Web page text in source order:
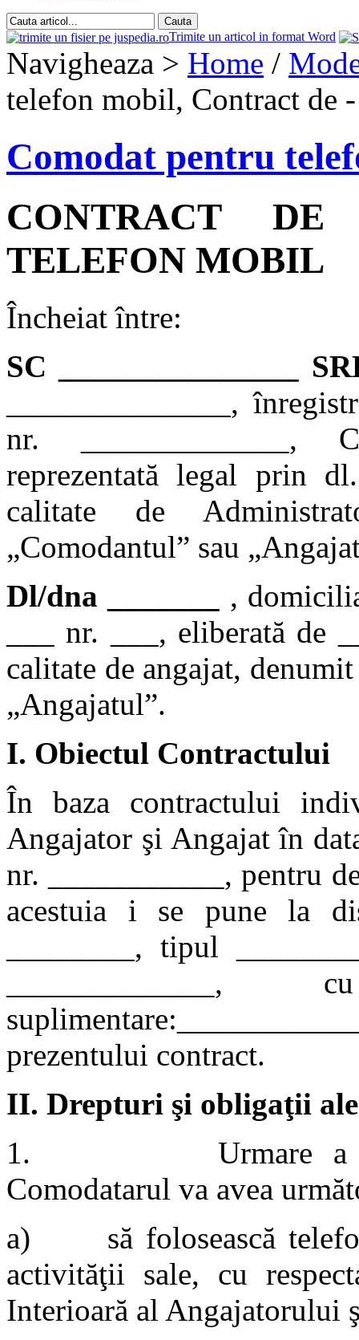
Trimite un articol in format Word
Navigheaza > Home /
telefon mobil, Contract de
Comodat pentru
CONTRACT DE
TELEFON MOBIL
Încheiat între:
SC _______________
______________,
nr. _____________,
reprezentată legal prin
calitate de
„Comodantul” sau
Dl/dna _______ ,
___ nr. ___, eliberată de
calitate de angajat,
„Angajatul”.
I. Obiectul Contractului
În baza contractului
Angajator şi Angajat în
nr. ___________, pentru
acestuia i se pune la
________, tipul
prezentului contract.
II. Drepturi şi obligaţii
1. Urmare a
Comodatarul va avea
a) să folosească
activităţii sale, cu
Interioară al